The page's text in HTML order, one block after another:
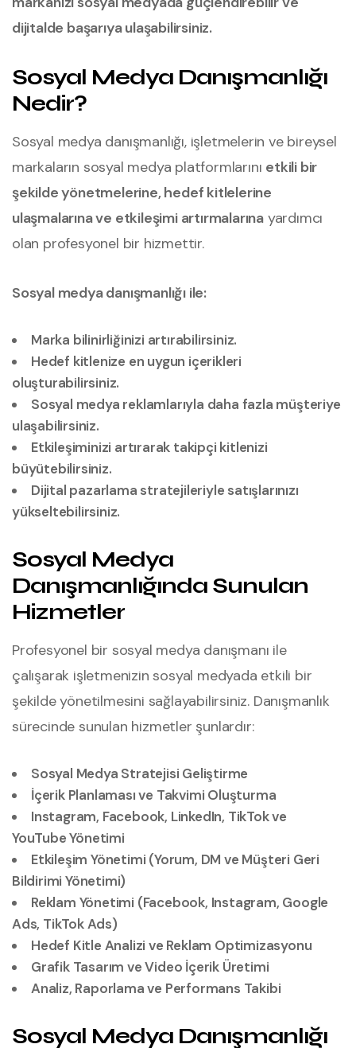
dijitalde başarıya ulaşabilirsiniz.
Sosyal Medya Danışmanlığı
Nedir?
Sosyal medya danışmanlığı, işletmelerin ve bireysel
markaların sosyal medya platformlarını etkili bir
şekilde yönetmelerine, hedef kitlelerine
ulaşmalarına ve etkileşimi artırmalarına yardımcı
olan profesyonel bir hizmettir.
Sosyal medya danışmanlığı ile:
Marka bilinirliğinizi artırabilirsiniz.
Hedef kitlenize en uygun içerikleri
oluşturabilirsiniz.
Sosyal medya reklamlarıyla daha fazla müşteriye
ulaşabilirsiniz.
Etkileşiminizi artırarak takipçi kitlenizi
büyütebilirsiniz.
Dijital pazarlama stratejileriyle satışlarınızı
yükseltebilirsiniz.
Sosyal Medya
Danışmanlığında Sunulan
Hizmetler
Profesyonel bir sosyal medya danışmanı ile
çalışarak işletmenizin sosyal medyada etkili bir
şekilde yönetilmesini sağlayabilirsiniz. Danışmanlık
sürecinde sunulan hizmetler şunlardır:
Sosyal Medya Stratejisi Geliştirme
İçerik Planlaması ve Takvimi Oluşturma
Instagram, Facebook, LinkedIn, TikTok ve
YouTube Yönetimi
Etkileşim Yönetimi (Yorum, DM ve Müşteri Geri
Bildirimi Yönetimi)
Reklam Yönetimi (Facebook, Instagram, Google
Ads, TikTok Ads)
Hedef Kitle Analizi ve Reklam Optimizasyonu
Grafik Tasarım ve Video İçerik Üretimi
Analiz, Raporlama ve Performans Takibi
Sosyal Medya Danışmanlığı